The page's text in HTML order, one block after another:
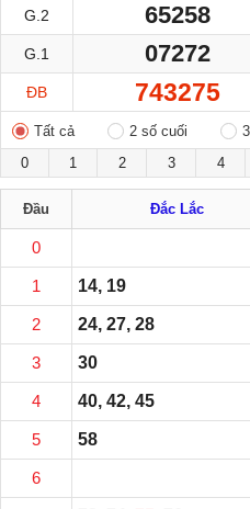
G.2 65258
G.1 07272
ĐB 743275
Tất cả 2 số cuối
0
1 2 3 4
Đầu Đắc Lắc
0
1 14, 19
2 24, 27, 28
3 30
4 40, 42, 45
5 58
6